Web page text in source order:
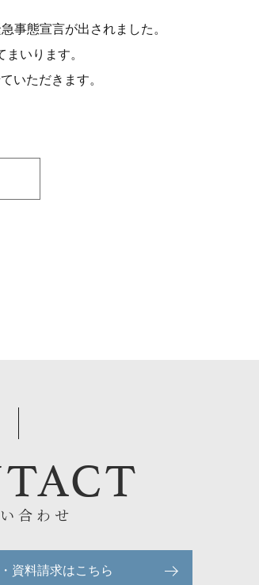
事態宣言が出されました。
いります。
いただきます。
合わせ
資料請求はこちら